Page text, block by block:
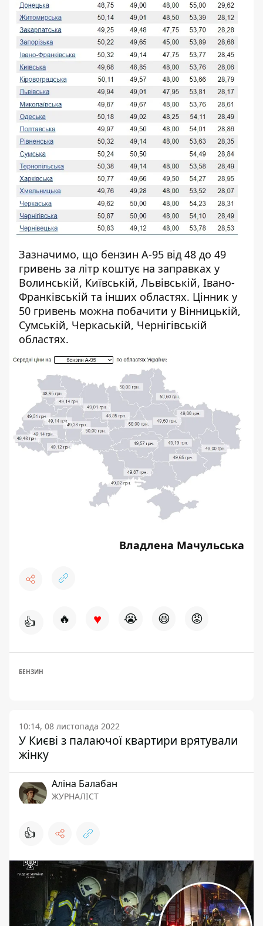
Зазначимо, що бензин А-95 від 48 до 49
гривень за літр коштує на заправках у
Волинській, Київській, Львівській, Івано-
Франківській та інших областях. Цінник у
50 гривень можна побачити у Вінницькій,
Сумській, Черкаській, Чернігівській
областях.
Владлена Мачульська
👍 🔥 ♥ 😭 😆 😡
БЕНЗИН
10:14, 08 листопада 2022
У Києві з палаючої квартири врятували
жінку
Аліна Балабан
ЖУРНАЛІСТ
👍